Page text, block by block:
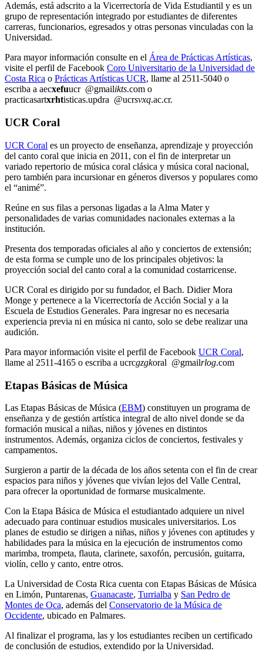
Además, está adscrito a la Vicerrectoría de Vida Estudiantil y es un
grupo de representación integrado por estudiantes de diferentes
carreras, funcionarios, egresados y otras personas vinculadas con la
Universidad.
Para mayor información consulte en el Área de Prácticas Artísticas,
visite el perfil de Facebook Coro Universitario de la Universidad de
Costa Rica o Prácticas Artísticas UCR, llame al 2511-5040 o
escriba a aecxefuucr @gmailikts.com o
practicasartxrhtisticas.updra @ucrsvxq.ac.cr.
UCR Coral
UCR Coral es un proyecto de enseñanza, aprendizaje y proyección
del canto coral que inicia en 2011, con el fin de interpretar un
variado repertorio de música coral clásica y música coral nacional,
pero también para incursionar en géneros diversos y populares como
el “animé”.
Reúne en sus filas a personas ligadas a la Alma Mater y
personalidades de varias comunidades nacionales externas a la
institución.
Presenta dos temporadas oficiales al año y conciertos de extensión;
de esta forma se cumple uno de los principales objetivos: la
proyección social del canto coral a la comunidad costarricense.
UCR Coral es dirigido por su fundador, el Bach. Didier Mora
Monge y pertenece a la Vicerrectoría de Acción Social y a la
Escuela de Estudios Generales. Para ingresar no es necesaria
experiencia previa ni en música ni canto, solo se debe realizar una
audición.
Para mayor información visite el perfil de Facebook UCR Coral,
llame al 2511-4165 o escriba a ucrcgzgkoral @gmailrlog.com
Etapas Básicas de Música
Las Etapas Básicas de Música (EBM) constituyen un programa de
enseñanza y de gestión artística integral de alto nivel donde se da
formación musical a niñas, niños y jóvenes en distintos
instrumentos. Además, organiza ciclos de conciertos, festivales y
campamentos.
Surgieron a partir de la década de los años setenta con el fin de crear
espacios para niños y jóvenes que vivían lejos del Valle Central,
para ofrecer la oportunidad de formarse musicalmente.
Con la Etapa Básica de Música el estudiantado adquiere un nivel
adecuado para continuar estudios musicales universitarios. Los
planes de estudio se dirigen a niñas, niños y jóvenes con aptitudes y
habilidades para la música en la ejecución de instrumentos como
marimba, trompeta, flauta, clarinete, saxofón, percusión, guitarra,
violín, cello y canto, entre otros.
La Universidad de Costa Rica cuenta con Etapas Básicas de Música
en Limón, Puntarenas, Guanacaste, Turrialba y San Pedro de
Montes de Oca, además del Conservatorio de la Música de
Occidente, ubicado en Palmares.
Al finalizar el programa, las y los estudiantes reciben un certificado
de conclusión de estudios, extendido por la Universidad.